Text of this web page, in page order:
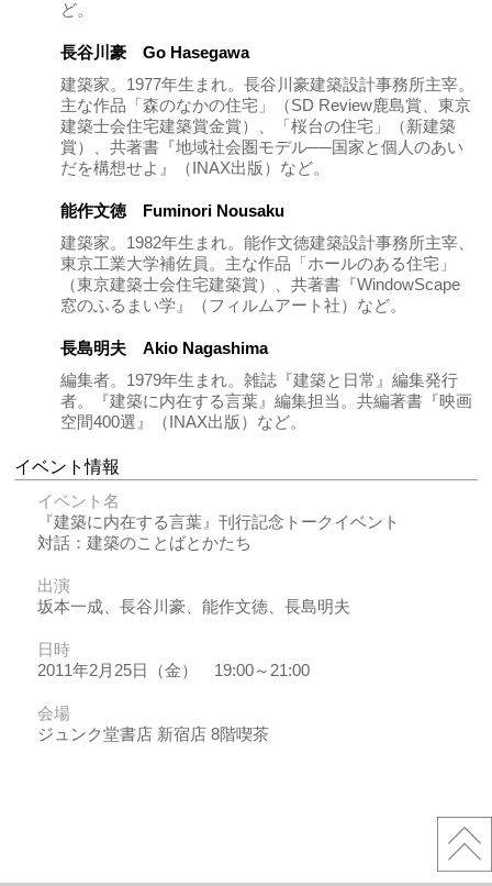
ど。
長谷川豪 Go Hasegawa
建築家。1977年生まれ。長谷川豪建築設計事務所主宰。
主な作品「森のなかの住宅」（SD Review鹿島賞、東京
建築士会住宅建築賞金賞）、「桜台の住宅」（新建築
賞）、共著書『地域社会圏モデル──国家と個人のあい
だを構想せよ』（INAX出版）など。
能作文徳 Fuminori Nousaku
建築家。1982年生まれ。能作文徳建築設計事務所主宰、
東京工業大学補佐員。主な作品「ホールのある住宅」
（東京建築士会住宅建築賞）、共著書『WindowScape
窓のふるまい学』（フィルムアート社）など。
長島明夫 Akio Nagashima
編集者。1979年生まれ。雑誌『建築と日常』編集発行
者。『建築に内在する言葉』編集担当。共編著書『映画
空間400選』（INAX出版）など。
イベント情報
イベント名
『建築に内在する言葉』刊行記念トークイベント
対話：建築のことばとかたち
出演
坂本一成、長谷川豪、能作文徳、長島明夫
日時
2011年2月25日（金） 19:00～21:00
会場
ジュンク堂書店 新宿店 8階喫茶